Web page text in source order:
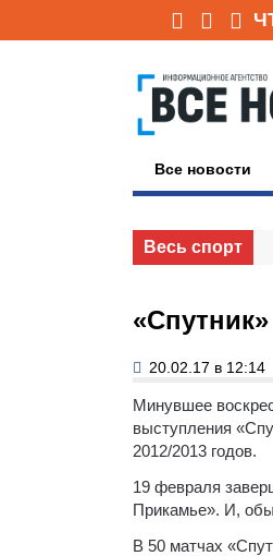
Все новости
Весь спорт
20.02.17 в 12:14
Минувшее
выступления
2012/2013 годов.
19 февраля
Прикамье». И,
В 50 матчах